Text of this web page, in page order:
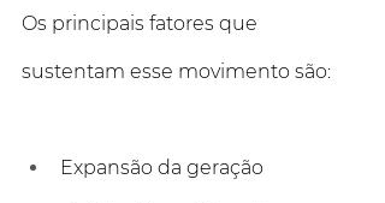
Os principais fatores que
sustentam esse movimento são:
Expansão da geração